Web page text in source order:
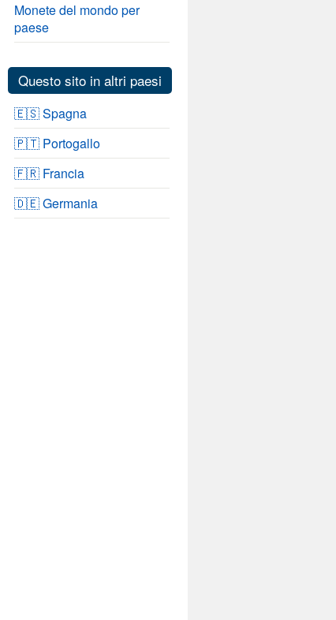
Monete del mondo per
paese
Questo sito in altri paesi
🇪🇸 Spagna
🇵🇹 Portogallo
🇫🇷 Francia
🇩🇪 Germania